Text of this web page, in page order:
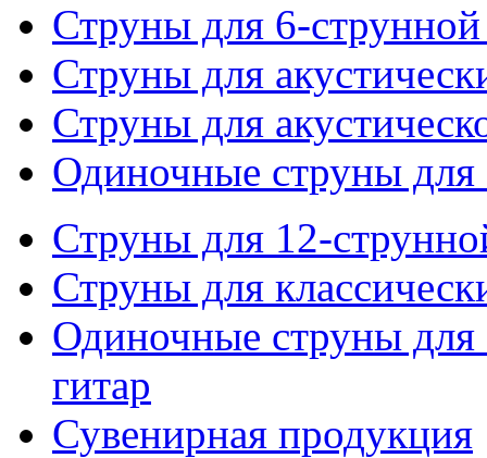
Струны для 6-
Струны для
Струны для
Одиночные струны для
Струны для 12-
Струны для
Одиночные струны для
гитар
Сувенирная продукция